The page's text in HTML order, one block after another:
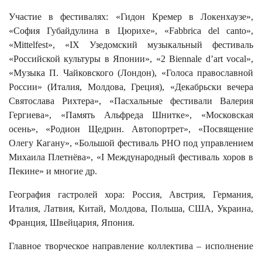
Участие в фестивалях: «Гидон Кремер в Локенхаузе»,
«София Губайдулина в Цюрихе», «Fabbrica del canto»,
«Mittelfest», «IX Узедомский музыкальный фестиваль
«Российской культуры в Японии», «2 Biennale d’art vocal»,
«Музыка П. Чайковского (Лондон), «Голоса православной
России» (Италия, Молдова, Греция), «Декабрьски вечера
Святослава Рихтера», «Пасхальные фестивали Валерия
Гергиева», «Память Альфреда Шнитке», «Московская
осень», «Родион Щедрин. Автопортрет», «Посвящение
Олегу Кагану», «Большой фестиваль РНО под управлением
Михаила Плетнёва», «I Международный фестиваль хоров в
Пекине» и многие др.
География гастролей хора: Россия, Австрия, Германия,
Италия, Латвия, Китай, Молдова, Польша, США, Украина,
Франция, Швейцария, Япония.
Главное творческое направление коллектива – исполнение